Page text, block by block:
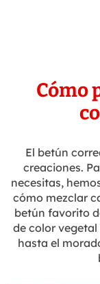
Cómo
El betún
creaciones.
necesitas,
cómo mezclar
betún favorito
de color
hasta el